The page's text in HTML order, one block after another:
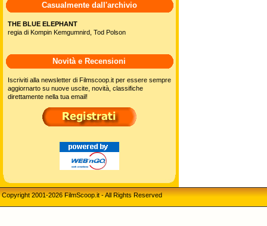
Casualmente dall'archivio
THE BLUE ELEPHANT
regia di Kompin Kemgumnird, Tod Polson
Novità e Recensioni
Iscriviti alla newsletter di Filmscoop.it per essere sempre
aggiornarto su nuove uscite, novità, classifiche
direttamente nella tua email!
Copyright 2001-2026 FilmScoop.it - All Rights Reserved